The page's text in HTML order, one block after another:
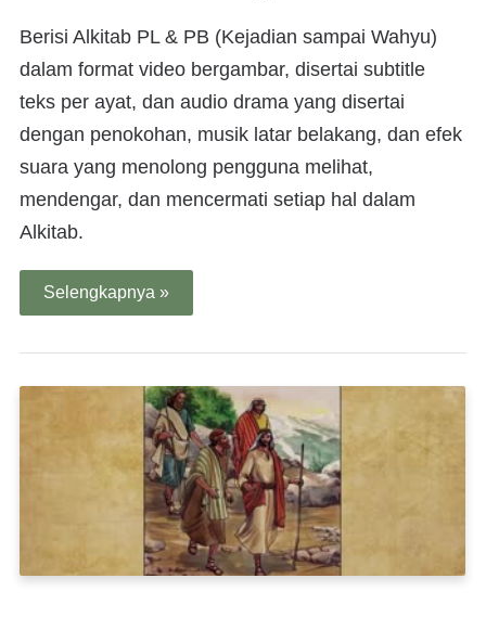
Berisi Alkitab PL & PB (Kejadian sampai Wahyu)
dalam format video bergambar, disertai subtitle
teks per ayat, dan audio drama yang disertai
dengan penokohan, musik latar belakang, dan efek
suara yang menolong pengguna melihat,
mendengar, dan mencermati setiap hal dalam
Alkitab.
Selengkapnya »